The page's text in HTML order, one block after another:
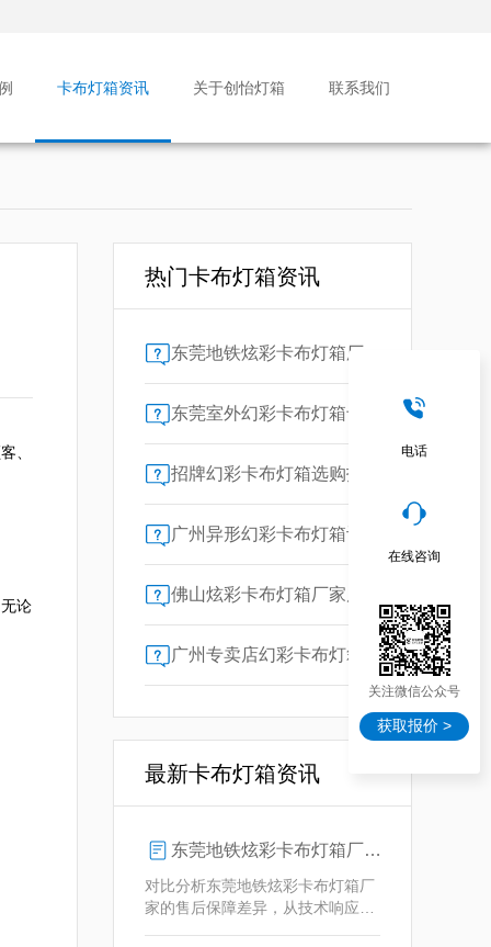
卡布灯箱资讯 关于创怡灯箱 联系我们
、
论
热门卡布灯箱资讯
广州专卖店幻彩卡布灯箱选购指南：一位广告总监的售后保障启示录
最新卡布灯箱资讯
东莞地铁炫彩卡布灯箱厂家售后保障对比指南：广告公司选型核心要素解析
对比分析东莞地铁炫彩卡布灯箱厂
家的售后保障差异，从技术响应、
电话
在线咨询
关注微信公众号
获取报价 >